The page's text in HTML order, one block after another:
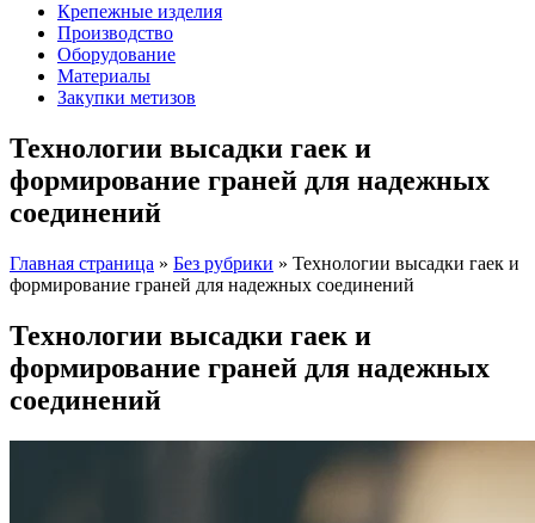
Крепежные изделия
Производство
Оборудование
Материалы
Закупки метизов
Технологии высадки гаек и
формирование граней для надежных
соединений
Главная страница » Без рубрики » Технологии высадки гаек и
формирование граней для надежных соединений
Технологии высадки гаек и
формирование граней для надежных
соединений